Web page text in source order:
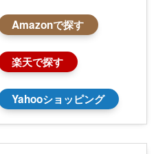
Amazonで探す
楽天で探す
Yahooショッピング